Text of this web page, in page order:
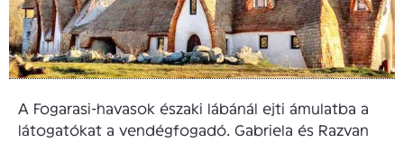
A Fogarasi-havasok északi lábánál ejti ámulatba a
látogatókat a vendégfogadó. Gabriela és Razvan